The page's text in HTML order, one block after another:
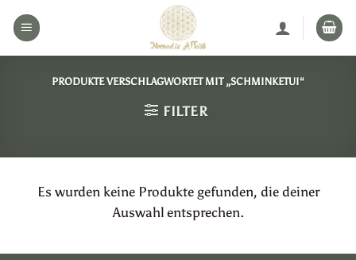
Inhalt
PRODUKTE VERSCHLAGWORTET MIT „SCHMINKETUI“
FILTER
Es wurden keine Produkte gefunden, die deiner
Auswahl entsprechen.